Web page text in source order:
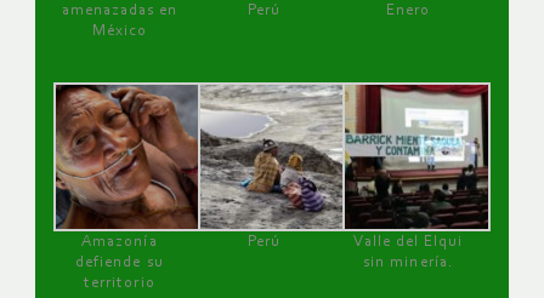
amenazadas en
México
Perú
Enero
Amazonía
defiende su
territorio
Perú
Valle del Elqui
sin minería.